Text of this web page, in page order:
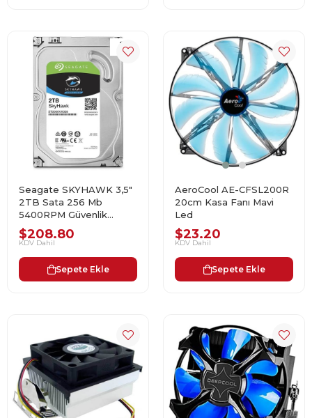
Seagate SKYHAWK 3,5"
2TB Sata 256 Mb
5400RPM Güvenlik
Harddisk
$208.80
KDV Dahil
Sepete Ekle
AeroCool AE-CFSL200R
20cm Kasa Fanı Mavi
Led
$23.20
KDV Dahil
Sepete Ekle